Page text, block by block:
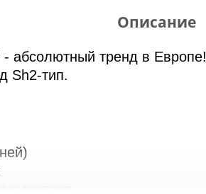
Описание
абсолютный тренд в
Sh2-тип.
гектара